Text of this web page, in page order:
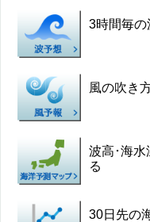
3時間毎
風の吹き
波高･海水
る
30日先の